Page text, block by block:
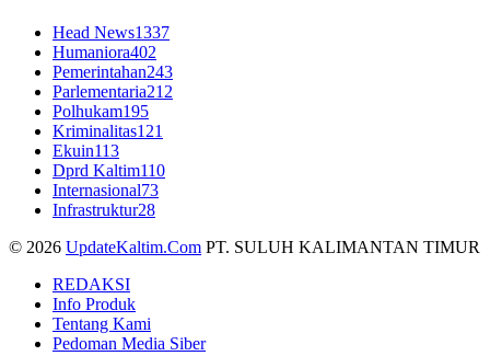
Head News1337
Humaniora402
Pemerintahan243
Parlementaria212
Polhukam195
Kriminalitas121
Ekuin113
Dprd Kaltim110
Internasional73
Infrastruktur28
© 2026 UpdateKaltim.Com PT. SULUH KALIMANTAN TIMUR
REDAKSI
Info Produk
Tentang Kami
Pedoman Media Siber